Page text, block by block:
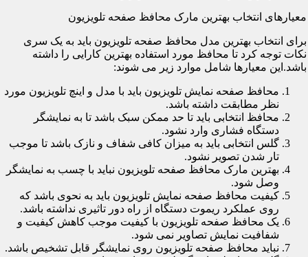
معیارهای انتخاب بهترین مارک محافظ صفحه تلویزیون
برای انتخاب بهترین مدل محافظ صفحه تلویزیون باید به یک سری
نکات توجه کرد تا محافظ مورد استفاده بهترین کارایی را داشته
باشد.این معیارها شامل موارد زیر می شوند:
محافظ صفحه نمایش تلویزیون باید با مدل و اینچ تلویزیون مورد
نظر مطابقت داشته باشد.
محافظ انتخابی باید تا حد ممکن سبک باشد تا به نمایشگر
دستگاه فشاری وارد نشود.
گلس انتخابی باید به میزان کافی شفاف و نازک باشد تا موجب
تار شدن تصویر نشود.
بهترین مارک محافظ صفحه تلویزیون نباید با چسب به نمایشگر
وصل شود.
کیفیت محافظ صفحه نمایش تلویزیون باید به نحوی باشد که
روی عملکرد ریموت دستگاه از راه دور تاثیری نداشته باشد.
یک محافظ صفحه تلویزیون با کیفیت موجب کاهش کیفیت و
شفافیت نمایش تصاویر نمی شود.
نباید محافظ صفحه تلویزیون روی نمایشگر قابل تشخیص باشد.